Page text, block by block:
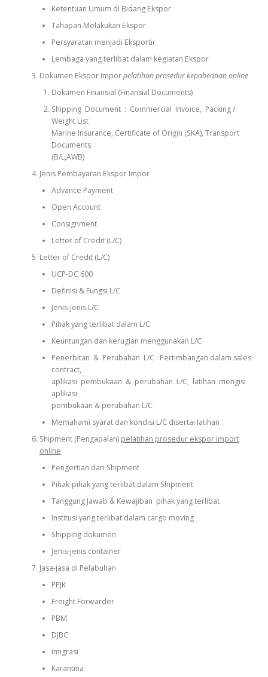
Ketentuan Umum di Bidang Ekspor
Tahapan Melakukan Ekspor
Persyaratan menjadi Eksportir
Lembaga yang terlibat dalam kegiatan Ekspor
Dokumen Ekspor Imporpelatihan prosedur kepabeanan online
Dokumen Finansial (Finansial Documents)
Shipping Document : Commercial Invoice, Packing /
Weight List
Marine Insurance, Certificate of Origin (SKA), Transport
Documents
(B/L,AWB)
Jenis Pembayaran Ekspor Impor
Advance Payment
Open Account
Consignment
Letter of Credit (L/C)
Letter of Credit (L/C)
UCP-DC 600
Definisi & Fungsi L/C
Jenis-jenis L/C
Pihak yang terlibat dalam L/C
Keuntungan dan kerugian menggunakan L/C
Penerbitan & Perubahan L/C : Pertimbangan dalam sales
contract,
aplikasi pembukaan & perubahan L/C, latihan mengisi
aplikasi
pembukaan & perubahan L/C
Memahami syarat dan kondisi L/C disertai latihan
Shipment (Pengapalan) pelatihan prosedur ekspor import
online
Pengertian dari Shipment
Pihak-pihak yang terlibat dalam Shipment
Tanggung Jawab & Kewajiban pihak yang terlibat
Institusi yang terlibat dalam cargo moving
Shipping dokumen
Jenis-jenis container
Jasa-jasa di Pelabuhan
PPJK
Freight Forwarder
PBM
DJBC
Imigrasi
Karantina